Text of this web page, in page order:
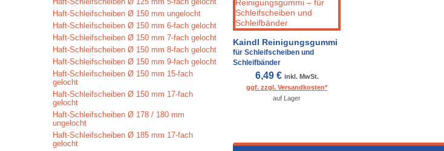
Haft-Schleifscheiben Ø 150 mm ungelocht
Haft-Schleifscheiben Ø 150 mm 6-fach gelocht
Haft-Schleifscheiben Ø 150 mm 7-fach gelocht
Haft-Schleifscheiben Ø 150 mm 8-fach gelocht
Haft-Schleifscheiben Ø 150 mm 9-fach gelocht
Haft-Schleifscheiben Ø 150 mm 15-fach
gelocht
Haft-Schleifscheiben Ø 150 mm 17-fach
gelocht
Haft-Schleifscheiben Ø 178 / 180 mm
ungelocht
Haft-Schleifscheiben Ø 185 mm 17-fach
gelocht
Kaindl Reinigungsgummi
für Schleifscheiben und
Schleifbänder
6,49 € inkl. MwSt.
ggf. zzgl. Versandkosten*
auf Lager